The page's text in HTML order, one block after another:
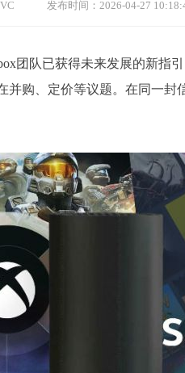
VC 发布时间： 2026-04-27
团队已获得未来发展的新指
并购、定价等议题。在同一封